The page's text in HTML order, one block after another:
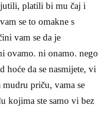
platili bi mu čaj i
se to omakne s
vam se da je
ovamo. ni ona­mo. nego
da se nasmijete, vi
mud­ru priču, vama se
kojima ste samo vi bez